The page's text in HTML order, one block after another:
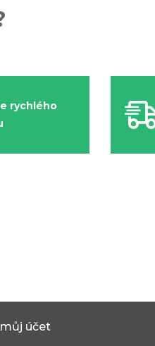
rychlého
můj účet